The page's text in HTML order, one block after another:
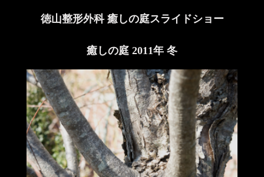
徳山整形外科 癒しの庭スライドショー
癒しの庭 2011年 冬